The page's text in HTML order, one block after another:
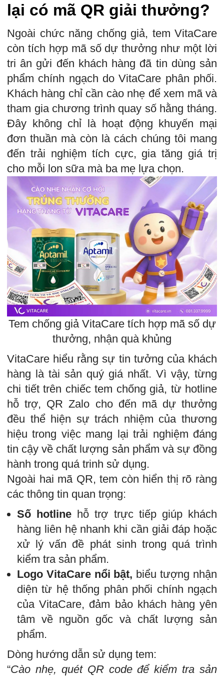
lại có mã QR giải thưởng?
Ngoài chức năng chống giả, tem VitaCare
còn tích hợp mã số dự thưởng như một lời
tri ân gửi đến khách hàng đã tin dùng sản
phẩm chính ngạch do VitaCare phân phối.
Khách hàng chỉ cần cào nhẹ để xem mã và
tham gia chương trình quay số hằng tháng.
Đây không chỉ là hoạt động khuyến mại
đơn thuần mà còn là cách chúng tôi mang
đến trải nghiệm tích cực, gia tăng giá trị
cho mỗi lon sữa mà ba mẹ lựa chọn.
Tem chống giả VitaCare tích hợp mã số dự
thưởng, nhận quà khủng
VitaCare hiểu rằng sự tin tưởng của khách
hàng là tài sản quý giá nhất. Vì vậy, từng
chi tiết trên chiếc tem chống giả, từ hotline
hỗ trợ, QR Zalo cho đến mã dự thưởng
đều thể hiện sự trách nhiệm của thương
hiệu trong việc mang lại trải nghiệm đáng
tin cậy về chất lượng sản phẩm và sự đồng
hành trong quá trinh sử dụng.
Ngoài hai mã QR, tem còn hiển thị rõ ràng
các thông tin quan trọng:
Số hotline hỗ trợ trực tiếp giúp khách
hàng liên hệ nhanh khi cần giải đáp hoặc
xử lý vấn đề phát sinh trong quá trình
kiểm tra sản phẩm.
Logo VitaCare nổi bật, biểu tượng nhận
diện từ hệ thống phân phối chính ngạch
của VitaCare, đảm bảo khách hàng yên
tâm về nguồn gốc và chất lượng sản
phẩm.
Dòng hướng dẫn sử dụng tem:
“Cào nhẹ, quét QR code để kiểm tra sản